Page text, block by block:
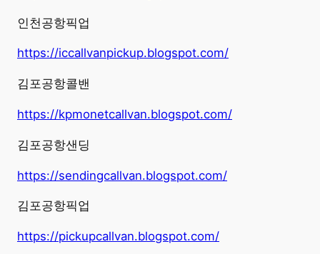
인천공항픽업
https://iccallvanpickup.blogspot.com/
김포공항콜밴
https://kpmonetcallvan.blogspot.com/
김포공항샌딩
https://sendingcallvan.blogspot.com/
김포공항픽업
https://pickupcallvan.blogspot.com/